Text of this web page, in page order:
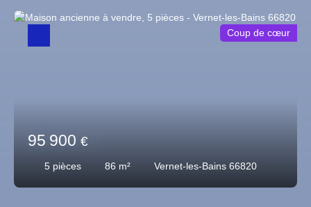
95 900 €
5 pièces 86 m² Vernet-les-Bains 66820
Coup de cœur